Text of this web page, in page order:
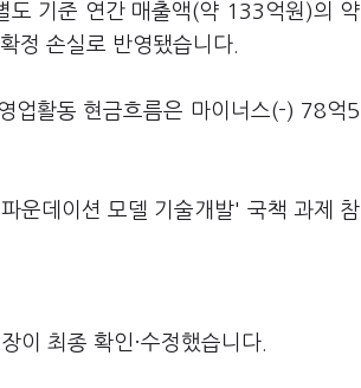
도 기준 연간 매출액(약 133억원)의 약
정 손실로 반영됐습니다.
업활동 현금흐름은 마이너스(-) 78억5
운데이션 모델 기술개발' 국책 과제 참
이 최종 확인·수정했습니다.